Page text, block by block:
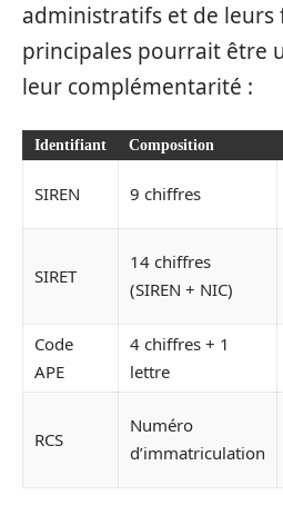
administratifs et de leurs
principales pourrait être
leur complémentarité :
Identifiant Composition
SIREN 9 chiffres
SIRET
14 chiffres
(SIREN + NIC)
Code
APE
4 chiffres + 1
lettre
RCS
Numéro
d’immatriculation